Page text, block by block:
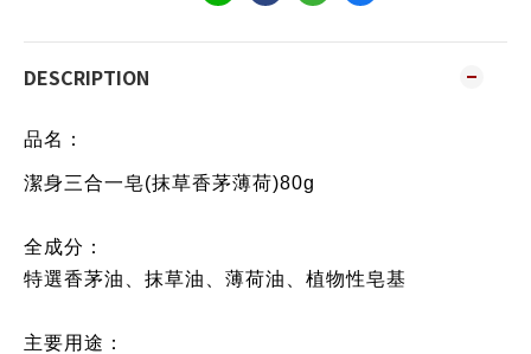
DESCRIPTION
品名：
潔身三合一皂(抹草香茅薄荷)80g
全成分：
特選香茅油、抹草油、薄荷油、植物性皂基
主要用途：